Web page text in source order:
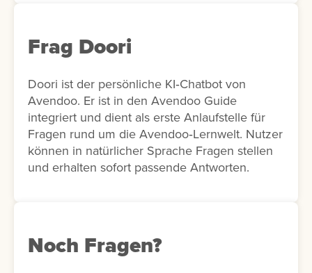
Frag Doori
Doori ist der persönliche KI‑Chatbot von
Avendoo. Er ist in den Avendoo Guide
integriert und dient als erste Anlaufstelle für
Fragen rund um die Avendoo‑Lernwelt. Nutzer
können in natürlicher Sprache Fragen stellen
und erhalten sofort passende Antworten.
Noch Fragen?